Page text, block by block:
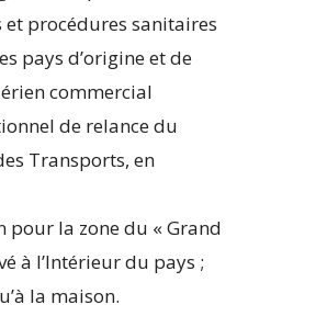
procédures sanitaires
pays d’origine et de
commercial
de relance du
Transports, en
pour la zone du « Grand
à l’Intérieur du pays ;
la maison.